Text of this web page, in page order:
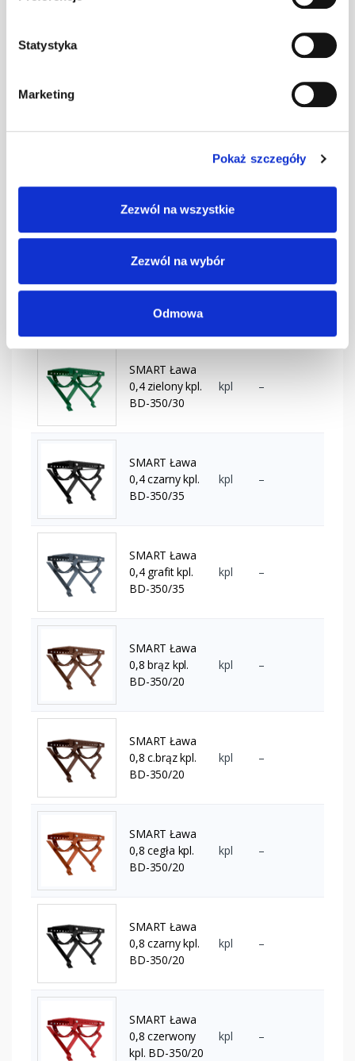
Statystyka
Marketing
Pokaż szczegóły
Zezwól na wszystkie
Zezwól na wybór
Odmowa
SMART Ława
BD-350/30
0,4 kasztan kpl.
BD-350/30
kpl –
SMART Ława
0,4 zielony kpl.
BD-350/30
kpl –
SMART Ława
0,4 czarny kpl.
BD-350/35
kpl –
SMART Ława
0,4 grafit kpl.
BD-350/35
kpl –
SMART Ława
0,8 brąz kpl.
BD-350/20
kpl –
SMART Ława
0,8 c.brąz kpl.
BD-350/20
kpl –
SMART Ława
0,8 cegła kpl.
BD-350/20
kpl –
SMART Ława
0,8 czarny kpl.
BD-350/20
kpl –
SMART Ława
0,8 czerwony
kpl. BD-350/20
kpl –